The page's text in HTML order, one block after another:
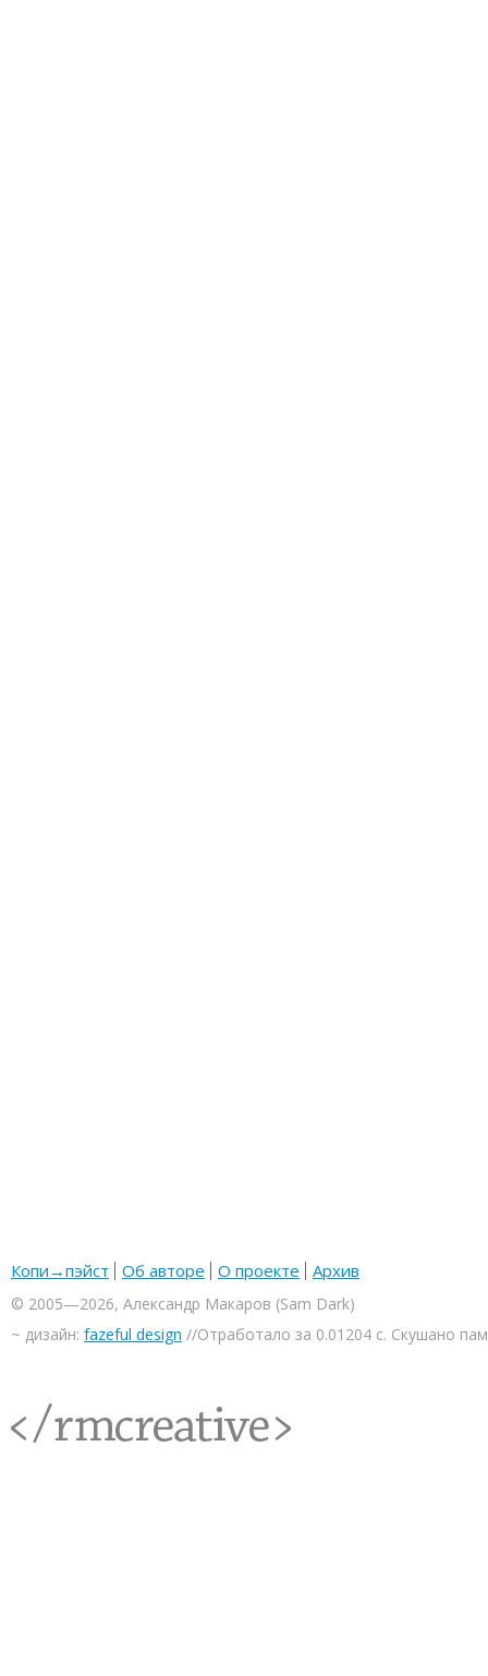
Копи→пэйст Об авторе О проекте Архив
© 2005—2026, Александр Макаров (Sam Dark)
~ дизайн: fazeful design //Отработало за 0.01204 с. Скушано
<rmcreative/>